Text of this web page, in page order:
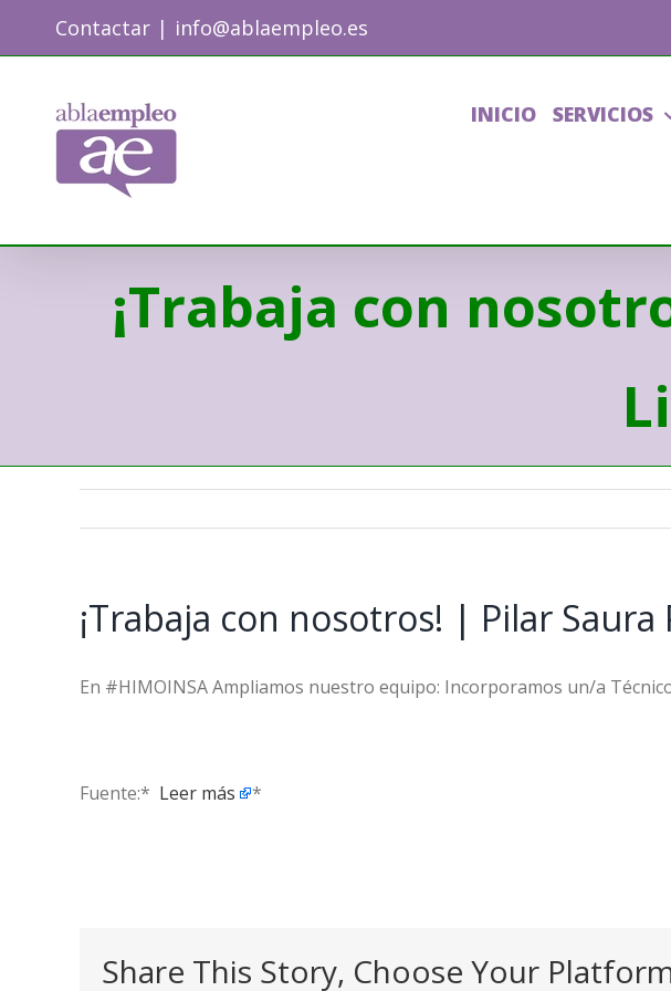
Contactar | info@ablaempleo.es
INICIO SERVICIOS
¡Trabaja con
¡Trabaja con nosotros! | Pilar
En #HIMOINSA Ampliamos nuestro equipo: Incorporamos un/a
Fuente:* ​ Leer más *
Share This Story, Choose Your